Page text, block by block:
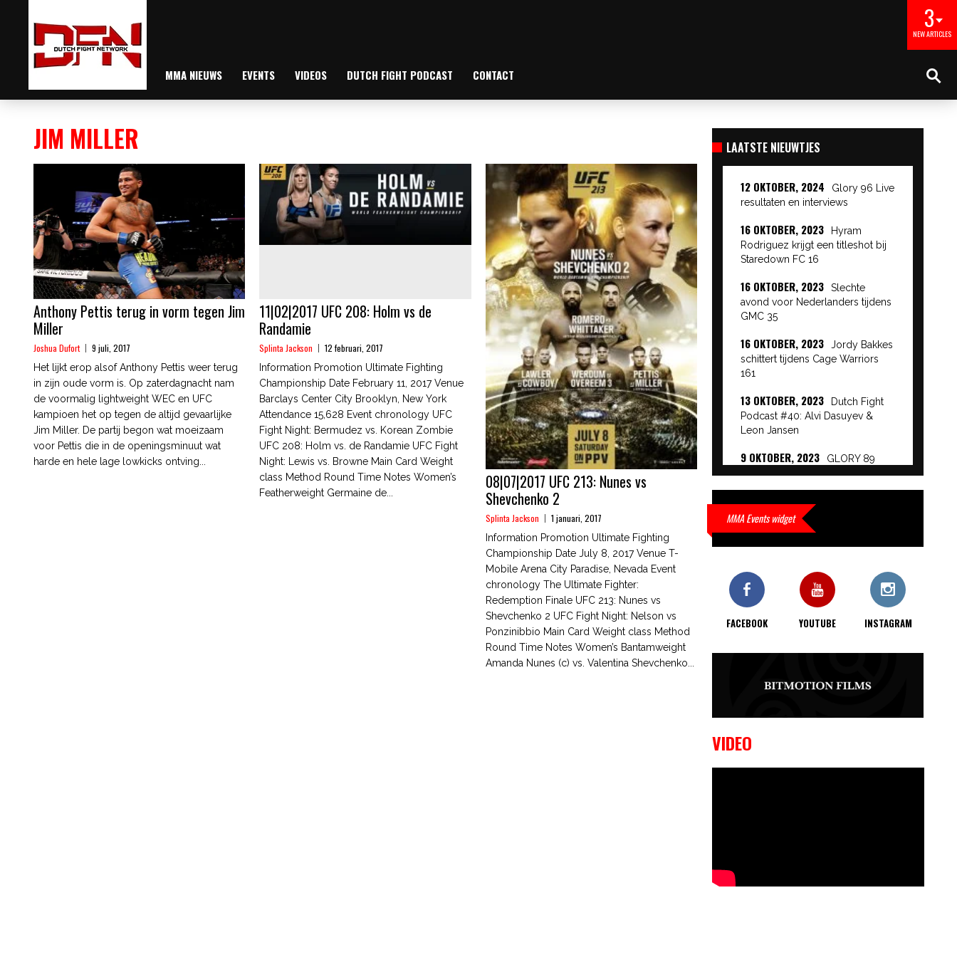
3
NEW ARTICLES
MMA NIEUWS EVENTS VIDEOS DUTCH FIGHT PODCAST CONTACT
JIM MILLER
Anthony Pettis terug in vorm tegen Jim
Miller
Joshua Dufort 9 juli, 2017
Het lijkt erop alsof Anthony Pettis weer terug
in zijn oude vorm is. Op zaterdagnacht nam
de voormalig lightweight WEC en UFC
kampioen het op tegen de altijd gevaarlijke
Jim Miller. De partij begon wat moeizaam
voor Pettis die in de openingsminuut wat
harde en hele lage lowkicks ontving...
11|02|2017 UFC 208: Holm vs de
Randamie
Splinta Jackson 12 februari, 2017
Information Promotion Ultimate Fighting
Championship Date February 11, 2017 Venue
Barclays Center City Brooklyn, New York
Attendance 15,628 Event chronology UFC
Fight Night: Bermudez vs. Korean Zombie
UFC 208: Holm vs. de Randamie UFC Fight
Night: Lewis vs. Browne Main Card Weight
class Method Round Time Notes Women’s
Featherweight Germaine de...
08|07|2017 UFC 213: Nunes vs
Shevchenko 2
Splinta Jackson 1 januari, 2017
Information Promotion Ultimate Fighting
Championship Date July 8, 2017 Venue T-
Mobile Arena City Paradise, Nevada Event
chronology The Ultimate Fighter:
Redemption Finale UFC 213: Nunes vs
Shevchenko 2 UFC Fight Night: Nelson vs
Ponzinibbio Main Card Weight class Method
Round Time Notes Women’s Bantamweight
Amanda Nunes (c) vs. Valentina Shevchenko...
LAATSTE NIEUWTJES
12 OKTOBER, 2024
Glory 96 Live
resultaten en interviews
16 OKTOBER, 2023
Hyram
Rodriguez krijgt een titleshot bij
Staredown FC 16
16 OKTOBER, 2023
Slechte
avond voor Nederlanders tijdens
GMC 35
16 OKTOBER, 2023
Jordy Bakkes
schittert tijdens Cage Warriors
161
13 OKTOBER, 2023
Dutch Fight
Podcast #40: Alvi Dasuyev &
Leon Jansen
9 OKTOBER, 2023
GLORY 89
Beatdown 9 Event Results
interviews hier
9 OKTOBER, 2023
Alvi Dasuyev
gemaakt is…
9 OKTOBER, 2023
CWA Lowlands 7
MMA Events widget
FACEBOOK YOUTUBE INSTAGRAM
VIDEO